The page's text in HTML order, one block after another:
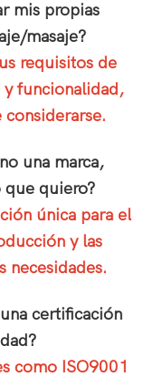
mis propias
masaje?
requisitos de
funcionalidad,
una marca,
quiero?
única para el
y las
necesidades.
certificación
como ISO9001